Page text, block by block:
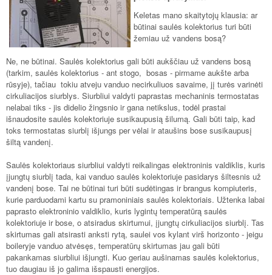
Keletas mano skaitytojų klausia: ar
būtinai saulės kolektorius turi būti
žemiau už vandens bosą?
Ne, ne būtinai. Saulės kolektorius gali būti aukščiau už vandens bosą
(tarkim, saulės kolektorius - ant stogo, bosas - pirmame aukšte arba
rūsyje), tačiau tokiu atveju vanduo necirkuliuos savaime, jį turės varinėti
cirkuliacijos siurblys. Siurbliui valdyti paprastas mechaninis termostatas
nelabai tiks - jis didelio žingsnio ir gana netikslus, todėl prastai
išnaudosite saulės kolektoriuje susikaupusią šilumą. Gali būti taip, kad
toks termostatas siurblį išjungs per vėlai ir ataušins bose susikaupusį
šiltą vandenį.
Saulės kolektoriaus siurbliui valdyti reikalingas elektroninis valdiklis, kuris
įjungtų siurblį tada, kai vanduo saulės kolektoriuje pasidarys šiltesnis už
vandenį bose. Tai ne būtinai turi būti sudėtingas ir brangus kompiuteris,
kurie parduodami kartu su pramoniniais saulės kolektoriais. Užtenka labai
paprasto elektroninio valdiklio, kuris lygintų temperatūrą saulės
kolektoriuje ir bose, o atsiradus skirtumui, įjungtų cirkuliacijos siurblį. Tas
skirtumas gali atsirasti anksti rytą, saulei vos kylant virš horizonto - jeigu
boileryje vanduo atvėsęs, temperatūrų skirtumas jau gali būti
pakankamas siurbliui išjungti. Kuo geriau aušinamas saulės kolektorius,
tuo daugiau iš jo galima išspausti energijos.